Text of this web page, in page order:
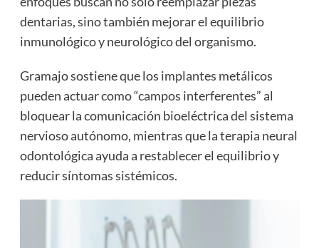
dentarias, sino también mejorar el equilibrio
inmunológico y neurológico del organismo.
Gramajo sostiene que los implantes metálicos
pueden actuar como “campos interferentes” al
bloquear la comunicación bioeléctrica del sistema
nervioso autónomo, mientras que la terapia neural
odontológica ayuda a restablecer el equilibrio y
reducir síntomas sistémicos.